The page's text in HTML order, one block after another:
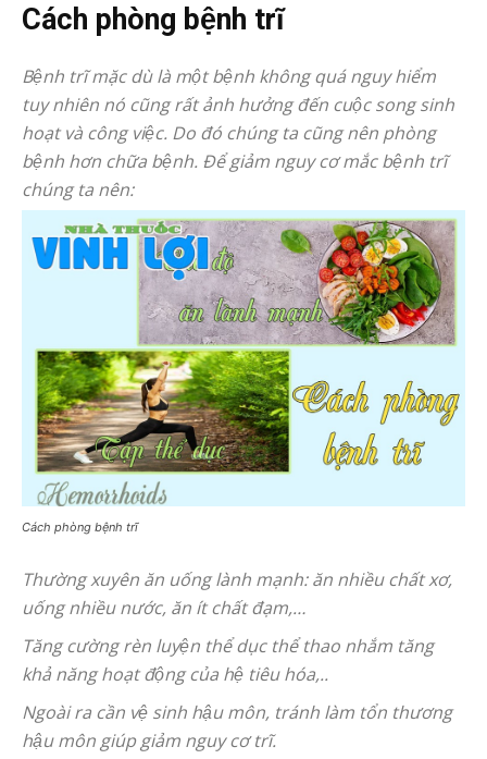
Cách phòng bệnh trĩ
Bệnh trĩ mặc dù là một bệnh không quá nguy hiểm
tuy nhiên nó cũng rất ảnh hưởng đến cuộc song sinh
hoạt và công việc. Do đó chúng ta cũng nên phòng
bệnh hơn chữa bệnh. Để giảm nguy cơ mắc bệnh trĩ
chúng ta nên:
Cách phòng bệnh trĩ
Thường xuyên ăn uống lành mạnh: ăn nhiều chất xơ,
uống nhiều nước, ăn ít chất đạm,…
Tăng cường rèn luyện thể dục thể thao nhắm tăng
khả năng hoạt động của hệ tiêu hóa,..
Ngoài ra cần vệ sinh hậu môn, tránh làm tổn thương
hậu môn giúp giảm nguy cơ trĩ.